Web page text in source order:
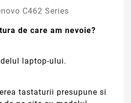
C462 Series
de care am nevoie?
laptop-ului.
tastaturii presupune si